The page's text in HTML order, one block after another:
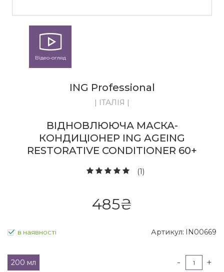
Відео-огляд
ING Professional
| ІТАЛІЯ |
ВІДНОВЛЮЮЧА МАСКА-
КОНДИЦІОНЕР ING AGEING
RESTORATIVE CONDITIONER 60+
(1)
485₴
в наявності Артикул: IN00669
200 мл - +